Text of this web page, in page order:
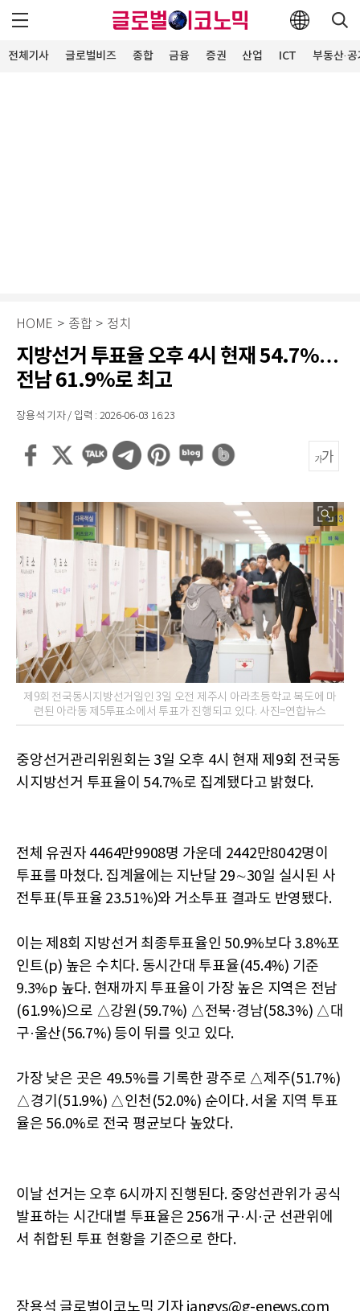
전체기사 글로벌비즈 종합 금융 증권 산업 ICT 부동산·
HOME > 종합 > 정치
지방선거 투표율 오후 4시 현재 54.7%…
전남 61.9%로 최고
장용석 기자 / 입력 : 2026-06-03 16:23
제9회 전국동시지방선거일인 3일 오전 제주시 아라초등학교 복도에 마
련된 아라동 제5투표소에서 투표가 진행되고 있다. 사진=연합뉴스
중앙선거관리위원회는 3일 오후 4시 현재 제9회 전국동
시지방선거 투표율이 54.7%로 집계됐다고 밝혔다.
전체 유권자 4464만9908명 가운데 2442만8042명이
투표를 마쳤다. 집계율에는 지난달 29∼30일 실시된 사
전투표(투표율 23.51%)와 거소투표 결과도 반영됐다.
이는 제8회 지방선거 최종투표율인 50.9%보다 3.8%포
인트(p) 높은 수치다. 동시간대 투표율(45.4%) 기준
9.3%p 높다. 현재까지 투표율이 가장 높은 지역은 전남
(61.9%)으로 △강원(59.7%) △전북·경남(58.3%) △대
구·울산(56.7%) 등이 뒤를 잇고 있다.
가장 낮은 곳은 49.5%를 기록한 광주로 △제주(51.7%)
△경기(51.9%) △인천(52.0%) 순이다. 서울 지역 투표
율은 56.0%로 전국 평균보다 높았다.
이날 선거는 오후 6시까지 진행된다. 중앙선관위가 공식
발표하는 시간대별 투표율은 256개 구·시·군 선관위에
서 취합된 투표 현황을 기준으로 한다.